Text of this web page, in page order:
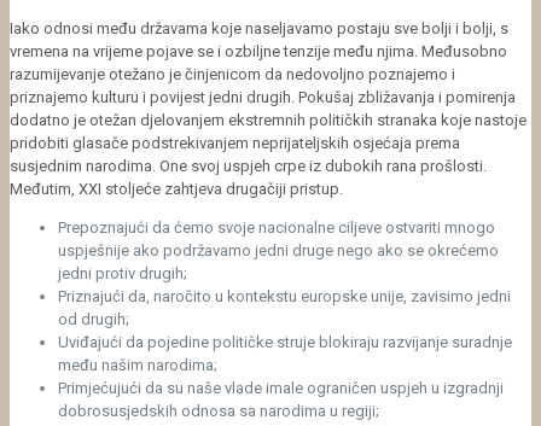
Iako odnosi među državama koje naseljavamo postaju sve bolji i bolji, s
vremena na vrijeme pojave se i ozbiljne tenzije među njima. Međusobno
razumijevanje otežano je činjenicom da nedovoljno poznajemo i
priznajemo kulturu i povijest jedni drugih. Pokušaj zbližavanja i pomirenja
dodatno je otežan djelovanjem ekstremnih političkih stranaka koje nastoje
pridobiti glasače podstrekivanjem neprijateljskih osjećaja prema
susjednim narodima. One svoj uspjeh crpe iz dubokih rana prošlosti.
Međutim, XXI stoljeće zahtjeva drugačiji pristup.
Prepoznajući da ćemo svoje nacionalne ciljeve ostvariti mnogo
uspješnije ako podržavamo jedni druge nego ako se okrećemo
jedni protiv drugih;
Priznajući da, naročito u kontekstu europske unije, zavisimo jedni
od drugih;
Uviđajući da pojedine političke struje blokiraju razvijanje suradnje
među našim narodima;
Primjećujući da su naše vlade imale ograničen uspjeh u izgradnji
dobrosusjedskih odnosa sa narodima u regiji;